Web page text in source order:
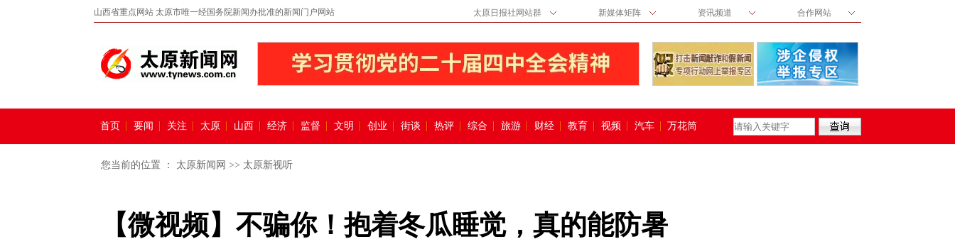
山西省重点网站 太原市唯一经国务院新闻办批准的新闻门户网站 太原日报社网站群 新媒体矩阵 资讯频道 合作网站
首页 要闻 关注 太原 山西 经济 监督 文明 创业 街谈 热评 综合 旅游 财经 教育 视频 汽车 万花筒
您当前的位置 ： 太原新闻网 >> 太原新视听
【微视频】不骗你！抱着冬瓜睡觉，真的能防暑